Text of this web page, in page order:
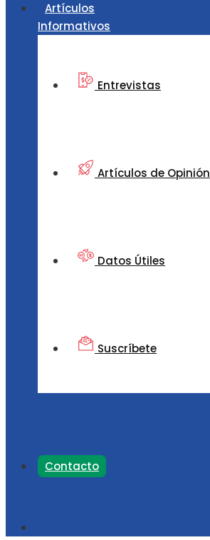
Artículos
Informativos
Entrevistas
Artículos de Opinión
Datos Útiles
Suscríbete
Contacto